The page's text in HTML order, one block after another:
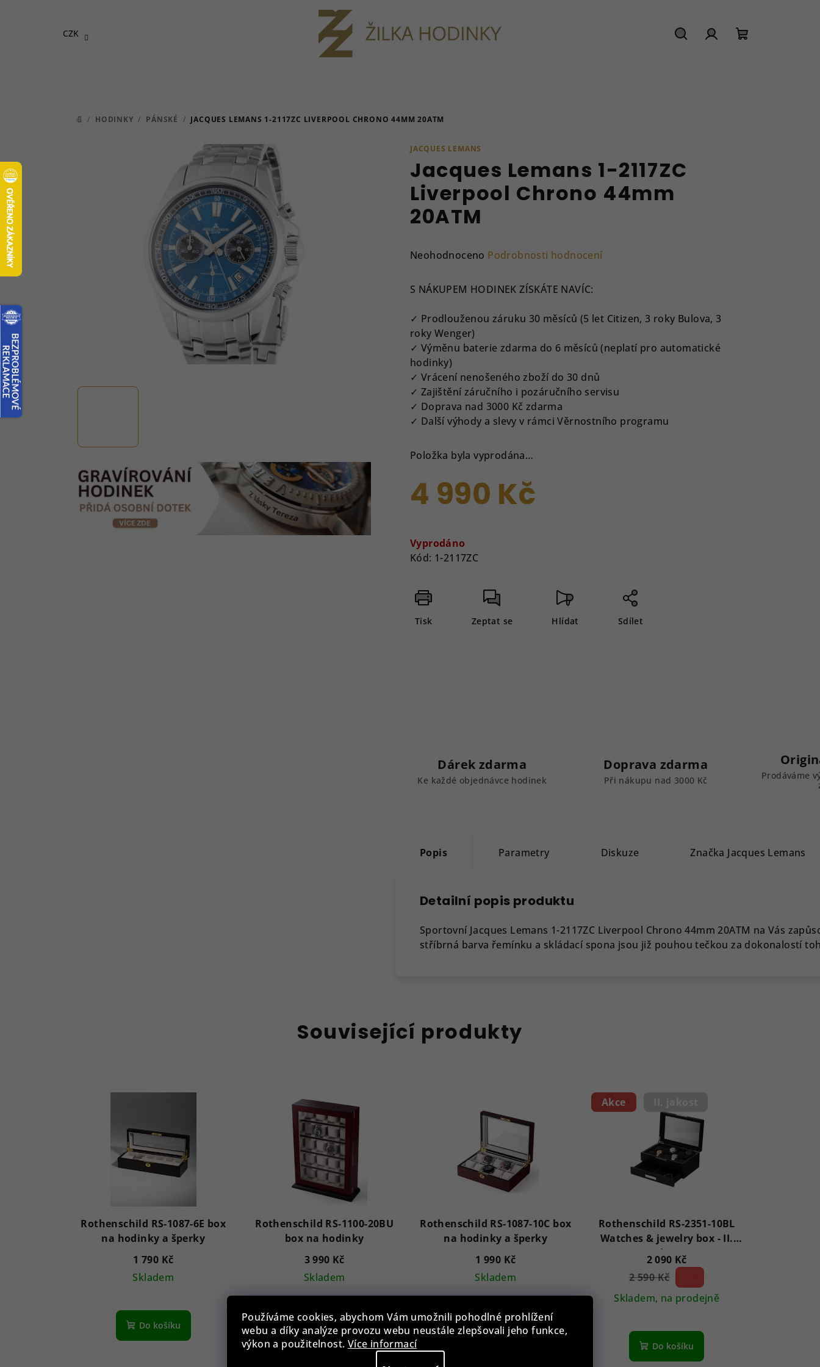
Používáme cookies, abychom Vám umožnili pohodlné prohlížení
webu a díky analýze provozu webu neustále zlepšovali jeho funkce,
výkon a použitelnost. Více informací
CZK
DOMŮ
/ HODINKY / PÁNSKÉ / JACQUES LEMANS 1-2117ZC LIVERPOOL CHRONO 44MM 20ATM
JACQUES LEMANS
Jacques Lemans 1-2117ZC
Liverpool Chrono 44mm
20ATM
Průměrné
produktu
0,0
5
hvězdiček.
Neohodnoceno Podrobnosti hodnocení
S NÁKUPEM HODINEK ZÍSKÁTE NAVÍC:
✓ Prodlouženou záruku 30 měsíců (5 let Citizen, 3 roky Bulova, 3
roky Wenger)
✓ Výměnu baterie zdarma do 6 měsíců (neplatí pro automatické
hodinky)
✓ Vrácení nenošeného zboží do 30 dnů
✓ Zajištění záručního i pozáručního servisu
✓ Doprava nad 3000 Kč zdarma
✓ Další výhody a slevy v rámci Věrnostního programu
Položka byla vyprodána…
4 990 Kč
cena:
Vyprodáno
Kód: 1-2117ZC
Tisk Zeptat se Hlídat Sdílet
Dárek zdarma
Ke každé objednávce hodinek
Doprava zdarma
Při nákupu nad 3000 Kč
Prodáváme
Popis Parametry Diskuze Značka Jacques Lemans
Detailní popis produktu
Sportovní Jacques Lemans 1-2117ZC Liverpool Chrono 44mm 20ATM na Vás
stříbrná barva řemínku a skládací spona jsou již pouhou tečkou za dokonalostí
Související produkty
Rothenschild RS-1087-6E box
na hodinky a šperky
1 790 Kč
Skladem
Do košíku
Rothenschild RS-1100-20BU
box na hodinky
3 990 Kč
Skladem
Do košíku
Rothenschild RS-1087-10C box
na hodinky a šperky
1 990 Kč
Skladem
Do košíku
Akce
Rothenschild RS-2351-10BL
Watches & jewelry box - II.
jakost
2 090 Kč
2 590 Kč
Skladem, na prodejně
hodnocení
produktu
je
Do košíku